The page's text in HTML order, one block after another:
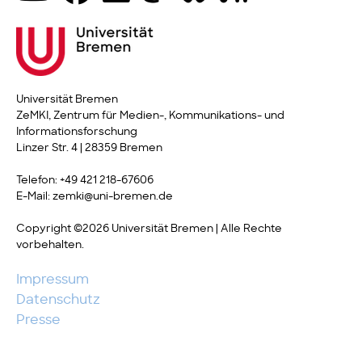
Universität Bremen
ZeMKI, Zentrum für Medien-, Kommunikations- und
Informationsforschung
Linzer Str. 4 | 28359 Bremen
Telefon: +49 421 218-67606
E-Mail: zemki@uni-bremen.de
Copyright ©2026 Universität Bremen | Alle Rechte
vorbehalten.
Impressum
Datenschutz
Presse